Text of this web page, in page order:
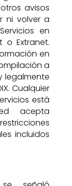
avisos
ni volver a
en
o Extranet.
en
a
legalmente
Cualquier
está
acepta
incluidos